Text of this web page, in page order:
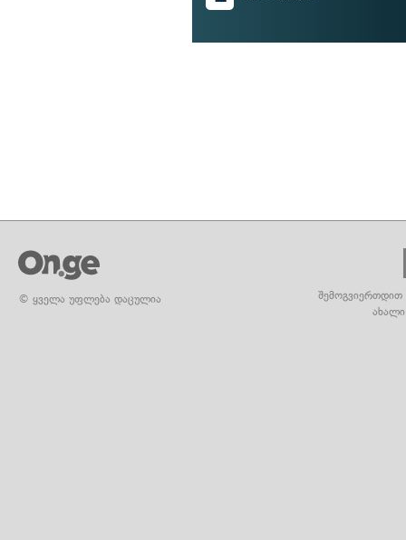
© ყველა უფლება დაცულია
შემოგვიერთდით
ახალი